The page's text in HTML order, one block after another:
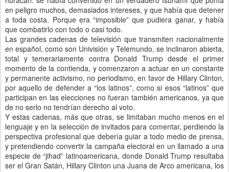
en peligro muchos, demasiados intereses, y que había que detener
a toda costa. Porque era “imposible” que pudiera ganar, y había
que combatirlo con todo o casi todo.
Las grandes cadenas de televisión que transmiten nacionalmente
en español, como son Univisión y Telemundo, se inclinaron abierta,
total y temerariamente contra Donald Trump desde el primer
momento de la contienda, y comenzaron a actuar en un constante
y permanente activismo, no periodismo, en favor de Hillary Clinton,
por aquello de defender a “los latinos”, como si esos “latinos” que
participan en las elecciones no fueran también americanos, ya que
de no serlo no tendrían derecho al voto.
Y estas cadenas, más que otras, se limitaban mucho menos en el
lenguaje y en la selección de invitados para comentar, perdiendo la
perspectiva profesional que debería guiar a todo medio de prensa,
y pretendiendo convertir la campaña electoral en un llamado a una
especie de “jihad” latinoamericana, donde Donald Trump resultaba
ser el Gran Satán, Hillary Clinton una Juana de Arco americana, los